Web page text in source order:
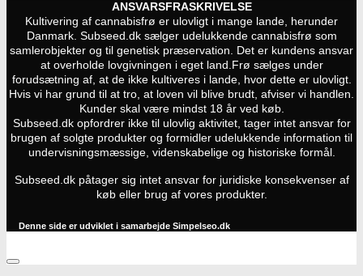
ANSVARSFRASKRIVELSE
Kultivering af cannabisfrø er ulovligt i mange lande, herunder
Danmark. Subseed.dk sælger udelukkende cannabisfrø som
samlerobjekter og til genetisk præservation. Det er kundens ansvar
at overholde lovgivningen i eget land. Frø sælges under
forudsætning af, at de ikke kultiveres i lande, hvor dette er ulovligt.
Hvis vi har grund til at tro, at loven vil blive brudt, afviser vi handlen.
Kunder skal være mindst 18 år ved køb.
Subseed.dk opfordrer ikke til ulovlig aktivitet, tager intet ansvar for
brugen af solgte produkter og formidler udelukkende information til
undervisningsmæssige, videnskabelige og historiske formål.
Subseed.dk påtager sig intet ansvar for juridiske konsekvenser af
køb eller brug af vores produkter.
Denne side er udviklet i samarbejde Simpelseo.dk